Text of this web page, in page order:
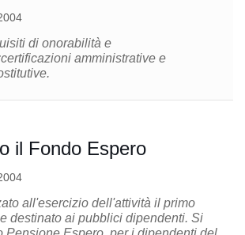
di onorabilità e
amministrative e
il Fondo Espero
all'esercizio dell'attività il primo
destinato ai pubblici dipendenti. Si